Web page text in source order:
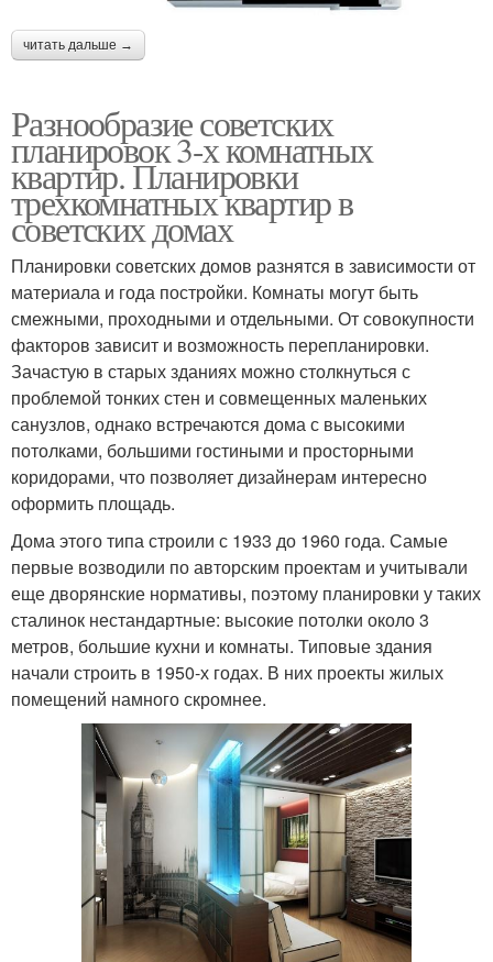
читать дальше →
Разнообразие советских
планировок 3-х комнатных
квартир. Планировки
трехкомнатных квартир в
советских домах
Планировки советских домов разнятся в зависимости от
материала и года постройки. Комнаты могут быть
смежными, проходными и отдельными. От совокупности
факторов зависит и возможность перепланировки.
Зачастую в старых зданиях можно столкнуться с
проблемой тонких стен и совмещенных маленьких
санузлов, однако встречаются дома с высокими
потолками, большими гостиными и просторными
коридорами, что позволяет дизайнерам интересно
оформить площадь.
Дома этого типа строили с 1933 до 1960 года. Самые
первые возводили по авторским проектам и учитывали
еще дворянские нормативы, поэтому планировки у таких
сталинок нестандартные: высокие потолки около 3
метров, большие кухни и комнаты. Типовые здания
начали строить в 1950-х годах. В них проекты жилых
помещений намного скромнее.